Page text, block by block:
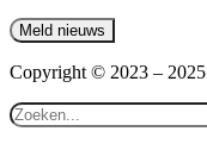
Copyright © 2023 – 2025